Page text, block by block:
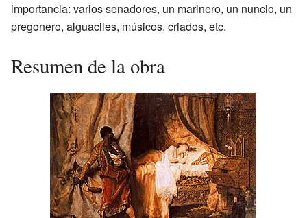
importancia: varios senadores, un marinero, un nuncio, un
pregonero, alguaciles, músicos, criados, etc.
Resumen de la obra